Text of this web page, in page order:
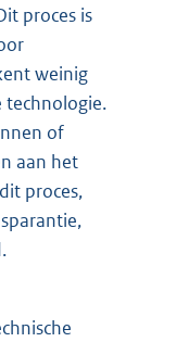
proces is
weinig
technologie.
of
aan het
proces,